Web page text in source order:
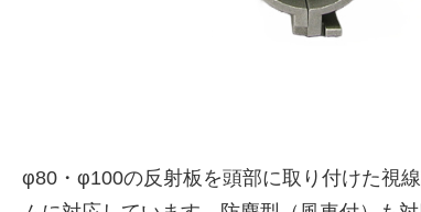
φ80・φ100の反射板を頭部に取り付けた視